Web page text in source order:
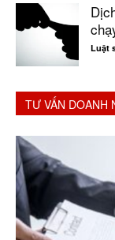
Luật
TƯ VẤN DOANH